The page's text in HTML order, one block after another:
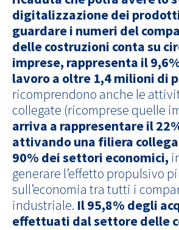
digitalizzazione dei
guardare i numeri del
delle costruzioni conta su
imprese, rappresenta il
lavoro a oltre 1,4 milioni di
ricomprendono anche le
collegate (ricomprese quelle
arriva a rappresentare il
attivando una filiera
90% dei settori economici,
generare l’effetto propulsivo
sull’economia tra tutti i
industriale. Il 95,8% degli
effettuati dal settore delle